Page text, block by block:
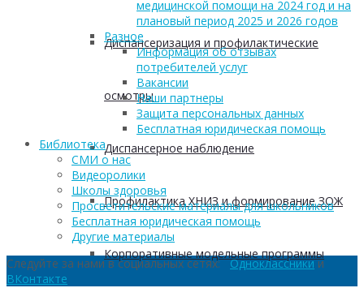
Диспансеризация и профилактические
осмотры
Диспансерное наблюдение
Профилактика ХНИЗ и формирование ЗОЖ
Корпоративные модельные программы
медицинской помощи на 2024 год и на
плановый период 2025 и 2026 годов
Разное
Информация об отзывах
потребителей услуг
Вакансии
Наши партнеры
Защита персональных данных
Бесплатная юридическая помощь
Библиотека
СМИ о нас
Видеоролики
Школы здоровья
Просветительские материалы для школьников
Бесплатная юридическая помощь
Другие материалы
Следуйте за нами в социальных сетях:Одноклассникии
ВКонтакте